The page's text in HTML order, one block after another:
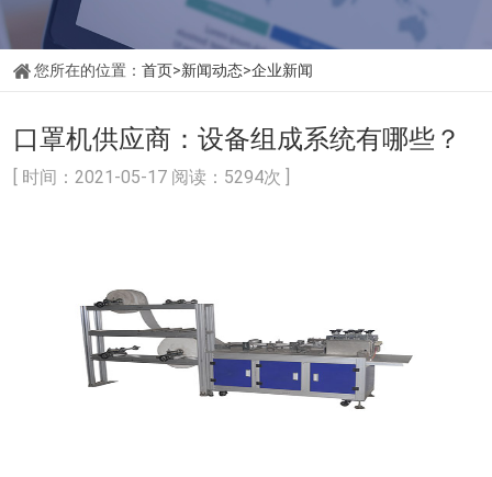
您所在的位置： 首页>新闻动态>企业新闻
口罩机供应商：设备组成系统有哪些？
[ 时间：2021-05-17 阅读：5294次 ]